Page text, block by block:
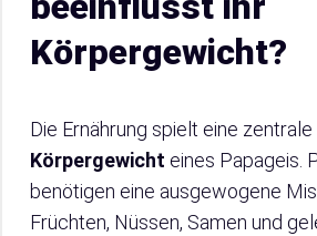
Körpergewicht?
Die Ernährung spielt eine
Körpergewicht eines Papageis.
benötigen eine ausgewogene
Früchten, Nüssen, Samen und